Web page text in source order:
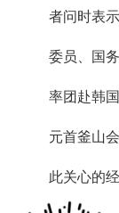
者问时表
委员、国
率团赴韩
元首釜山
此关心的